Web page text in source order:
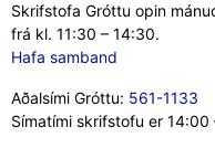
Skrifstofa Gróttu opin
frá kl. 11:30 – 14:30.
Hafa samband
Aðalsími Gróttu: 561-1133
Símatími skrifstofu er